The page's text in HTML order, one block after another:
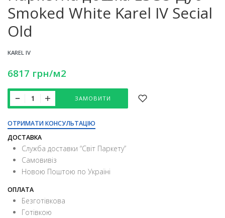
Smoked White Karel IV Secial
Old
KAREL IV
6817 грн/м2
ЗАМОВИТИ
ОТРИМАТИ КОНСУЛЬТАЦІЮ
ДОСТАВКА
Служба доставки “Свiт Паркету”
Самовивіз
Новою Поштою по Україні
ОПЛАТА
Безготівкова
Готівкою